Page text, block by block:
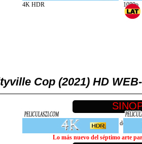
Cop (2021) HD
Mientras los cuerpos se amontonan, dos
Lo más nuevo del séptimo arte